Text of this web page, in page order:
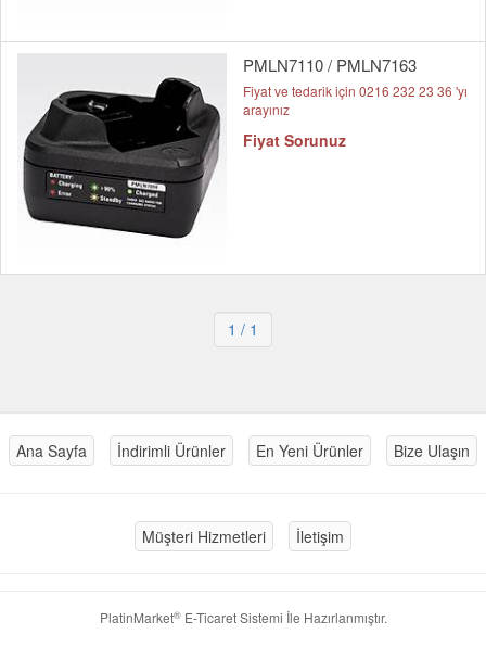
PMLN7110 / PMLN7163
Fiyat ve tedarik için 0216 232 23 36 'yı
arayınız
Fiyat Sorunuz
1 / 1
Ana Sayfa İndirimli Ürünler En Yeni Ürünler Bize Ulaşın
Müşteri Hizmetleri İletişim
PlatinMarket®E-Ticaret Sistemi İle Hazırlanmıştır.